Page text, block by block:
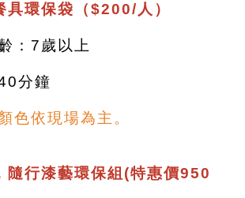
具環保袋（$200/人）
：7歲以上
分鐘
色依現場為主。
隨行漆藝環保組(特惠價950